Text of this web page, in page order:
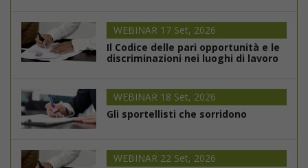
WEBINAR 17 Set, 2026
Il Codice delle pari opportunità e le
discriminazioni nei luoghi di lavoro
WEBINAR 18 Set, 2026
Gli sportellisti che sorridono
WEBINAR 22 Set, 2026